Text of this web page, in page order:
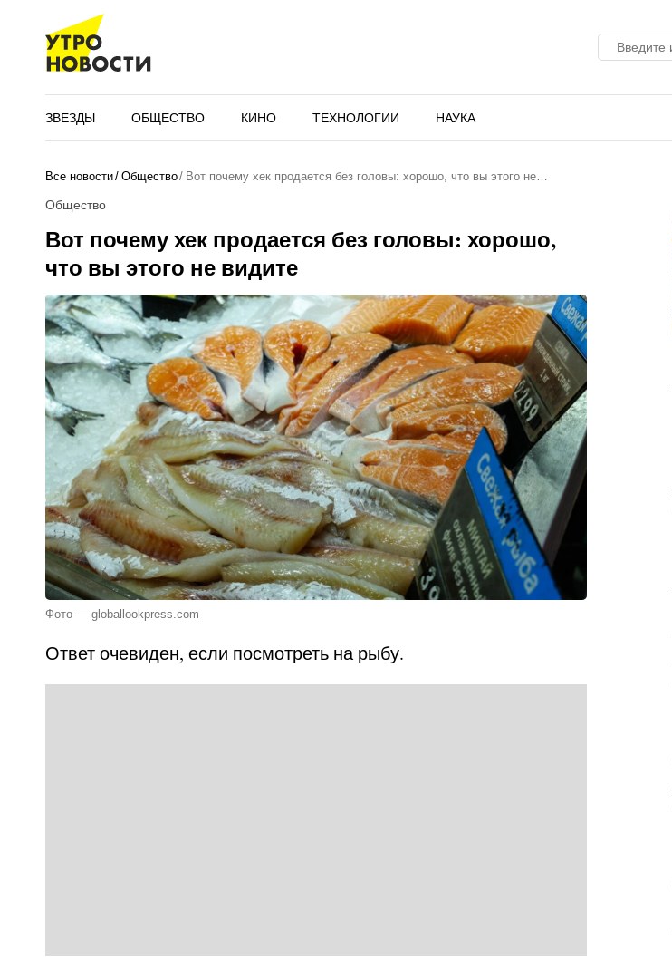
ЗВЕЗДЫ ОБЩЕСТВО КИНО ТЕХНОЛОГИИ НАУКА
Все новости Общество Вот почему хек продается без головы: хорошо, что вы этого не…
Общество
Вот почему хек продается без головы: хорошо,
что вы этого не видите
Фото — globallookpress.com
Ответ очевиден, если посмотреть на рыбу.